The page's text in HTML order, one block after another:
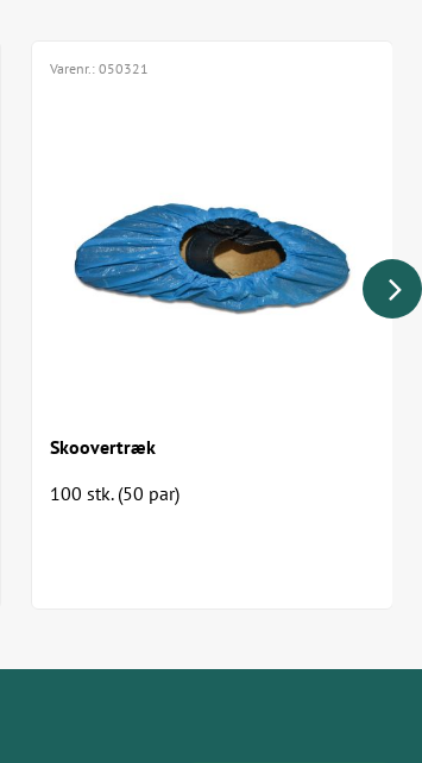
Skoovertræk
100 stk. (50 par)
Varenr.: 050321